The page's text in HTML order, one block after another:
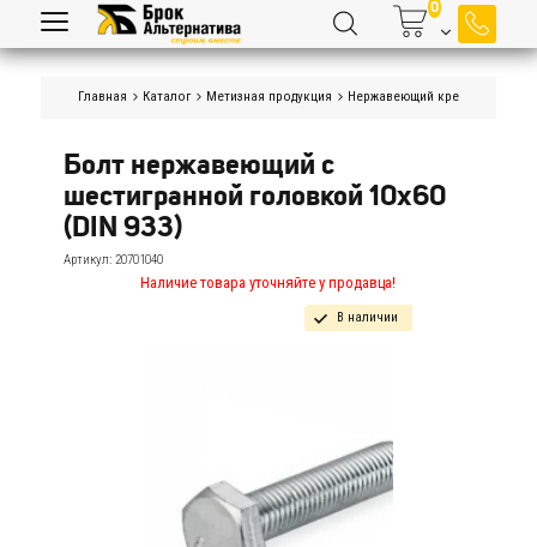
Главная Каталог Метизная продукция Нержавеющий крепеж
Болт нержавеющий с
шестигранной головкой 10х60
(DIN 933)
Артикул:20701040
Наличие товара уточняйте у продавца!
В наличии